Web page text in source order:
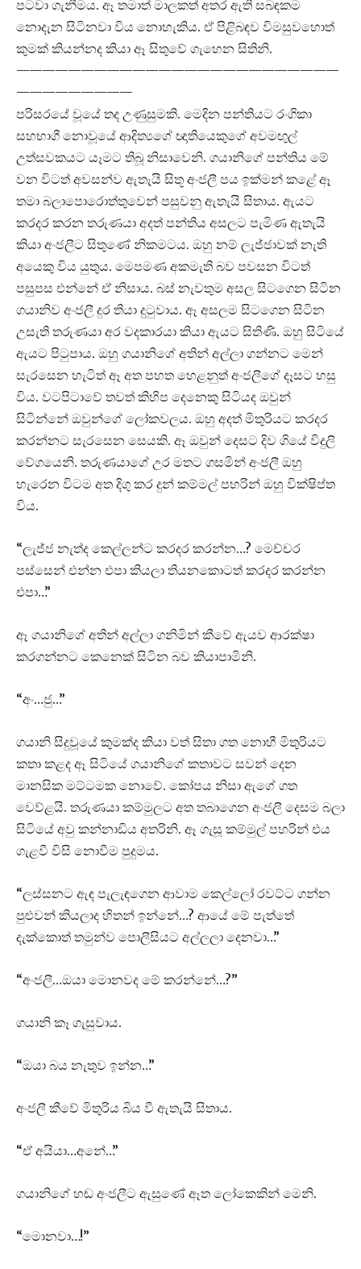
පටවා ගැනීමය. ඈ තමාත් මාලකත් අතර ඇති සබඳකම
නොදැන සිටිනවා විය නොහැකිය. ඒ පිළිබඳව විමසුවහොත්
කුමක් කියන්නද කියා ඈ සිතුවේ ගැහෙන සිතිනි.
—————————————————————————
—————————
පරිසරයේ වූයේ තද උණුසුමකි. මෙදින පන්තියට රංගිකා
සහභාගී නොවූයේ ආදිත්‍යගේ ඥාතියෙකුගේ අවමඟුල්
උත්සවකයට යෑමට තිබූ නිසාවෙනි. ගයානිගේ පන්තිය මේ
වන විටත් අවසන්ව ඇතැයි සිතූ අංජලී පය ඉක්මන් කළේ ඈ
තමා බලාපොරොත්තුවෙන් පසුවනු ඇතැයි සිතාය. ඇයට
කරදර කරන තරුණයා අදත් පන්තිය අසලට පැමිණ ඇතැයි
කියා අංජලීට සිතුණේ නිකමටය. ඔහු නම් ලැජ්ජාවක් නැති
අයෙකු විය යුතුය. මෙපමණ අකමැති බව පවසන විටත්
පසුපස එන්නේ ඒ නිසාය. බස් නැවතුම අසල සිටගෙන සිටින
ගයානිව අංජලී දුර තියා දුටුවාය. ඈ අසලම සිටගෙන සිටින
උසැති තරුණයා අර වදකාරයා කියා ඇයට සිතිණි. ඔහු සිටියේ
ඇයට පිටුපාය. ඔහු ගයානිගේ අතින් අල්ලා ගන්නට මෙන්
සැරසෙන හැටිත් ඈ අත පහත හෙළනුත් අංජලීගේ දෑසට හසු
විය. වටපිටාවේ තවත් කිහිප දෙනෙකු සිටියද ඔවුන්
සිටින්නේ ඔවුන්ගේ ලෝකවලය. ඔහු අදත් මිතුරියට කරදර
කරන්නට සැරසෙන සෙයකි. ඈ ඔවුන් දෙසට දිව ගියේ විදුලි
වේගයෙනි. තරුණයාගේ උර මතට ගසමින් අංජලී ඔහු
හැරෙන විටම අත දිගු කර දුන් කම්මල් පහරින් ඔහු වික්ෂිප්ත
විය.
“ලැජ්ජ නැත්ද කෙල්ලන්ට කරදර කරන්න…? මෙච්චර
පස්සෙන් එන්න එපා කියලා තියනකොටත් කරදර කරන්න
එපා…”
ඈ ගයානිගේ අතින් අල්ලා ගනිමින් කීවේ ඇයව ආරක්ෂා
කරගන්නට කෙනෙක් සිටින බව කියාපාමිනි.
“අං…ජු…”
ගයානි සිදුවූයේ කුමක්ද කියා වත් සිතා ගත නොහී මිතුරියට
කතා කළද ඈ සිටියේ ගයානිගේ කතාවට සවන් දෙන
මානසික මට්ටමක නොවේ. කෝපය නිසා ඇගේ ගත
වෙව්ළයි. තරුණයා කම්මුලට අත තබාගෙන අංජලී දෙසම බලා
සිටියේ අවු කන්නාඩිය අතරිනි. ඈ ගැසූ කම්මුල් පහරින් එය
ගැළවී විසි නොවීම පුදුමය.
“ලස්සනට ඇඳ පැලැඳගෙන ආවාම කෙල්ලෝ රවට්ට ගන්න
පුළුවන් කියලාද හිතන් ඉන්නේ…? ආයේ මේ පැත්තේ
දැක්කොත් තමුන්ව පොලීසියට අල්ලලා දෙනවා…”
“අංජලී…ඔයා මොනවද මේ කරන්නේ…?”
ගයානි කෑ ගැසුවාය.
“ඔයා බය නැතුව ඉන්න…”
අංජලී කීවේ මිතුරිය බිය වී ඇතැයි සිතාය.
“ඒ අයියා…අනේ…”
ගයානිගේ හඬ අංජලීට ඇසුණේ ඈත ලෝකෙකින් මෙනි.
“මොනවා…!”